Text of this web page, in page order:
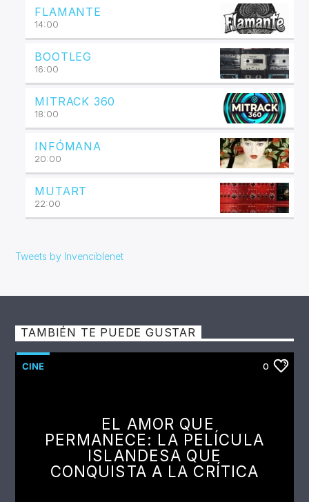
FLAMANTE
14:00
BOOTLEG
16:00
MITRACK 360
18:00
INFÓMANA
20:00
MUTART
22:00
Tweets by Invenciblenet
TAMBIÉN TE PUEDE GUSTAR
CINE 0
EL AMOR QUE
PERMANECE: LA PELÍCULA
ISLANDESA QUE
CONQUISTA A LA CRÍTICA